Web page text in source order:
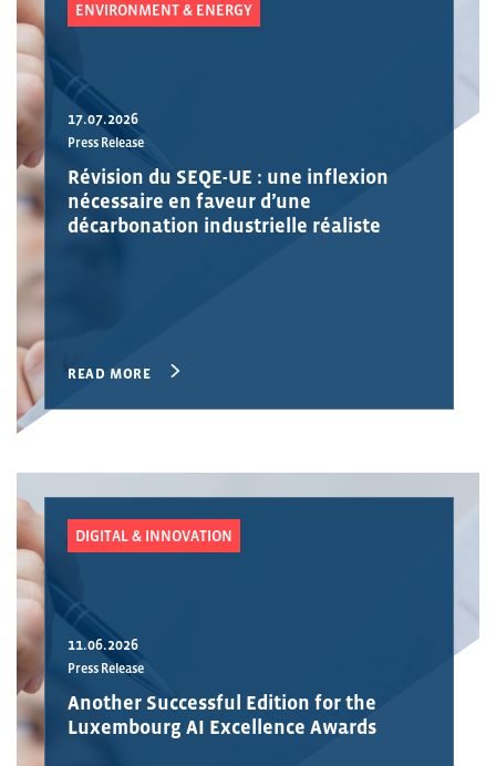
ENVIRONMENT & ENERGY
17.07.2026
Press Release
Révision du SEQE-UE : une inflexion
nécessaire en faveur d’une
décarbonation industrielle réaliste
READ MORE
DIGITAL & INNOVATION
11.06.2026
Press Release
Another Successful Edition for the
Luxembourg AI Excellence Awards